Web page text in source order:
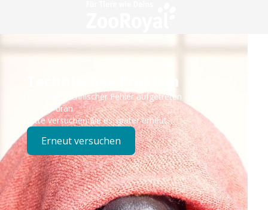
Technisches Problem
Es ist ein technischer Fehler aufgetreten – wir sind
bereits dran.
Bitte versuchen Sie es später erneut.
Erneut versuchen